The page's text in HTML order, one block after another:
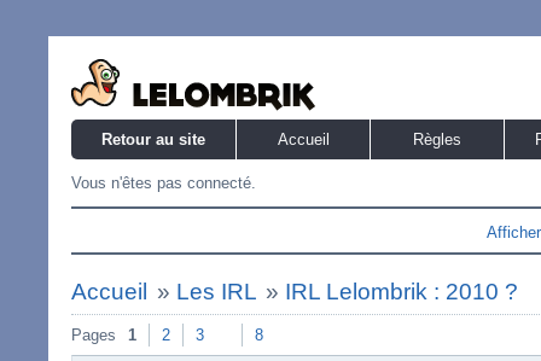
Retour au site Accueil Règles
Vous n'êtes pas connecté.
Accueil » Les IRL » IRL Lelombrik : 2010 ?
Pages 1 2 3 8